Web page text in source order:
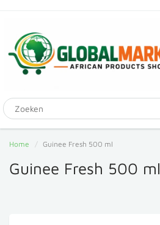
Home Guinee Fresh 500 ml
Guinee Fresh 500 ml